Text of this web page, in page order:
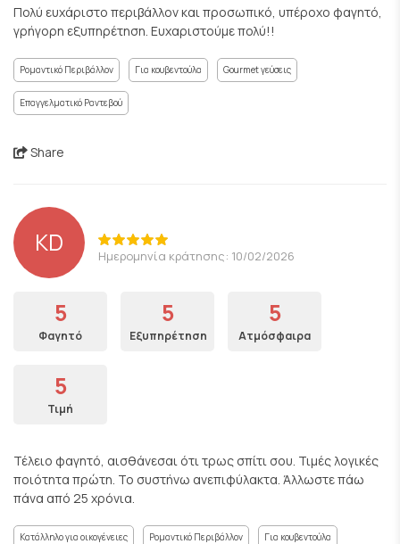
Πολύ ευχάριστο περιβάλλον και προσωπικό, υπέροχο φαγητό,
γρήγορη εξυπηρέτηση. Ευχαριστούμε πολύ!!
Ρομαντικό Περιβάλλον Για κουβεντούλα Gourmet γεύσεις
Επαγγελματικό Ραντεβού
Share
KD Ημερομηνία κράτησης: 10/02/2026
5
Φαγητό
5
Εξυπηρέτηση
5
Ατμόσφαιρα
5
Τιμή
Τέλειο φαγητό, αισθάνεσαι ότι τρως σπίτι σου. Τιμές λογικές
ποιότητα πρώτη. Το συστήνω ανεπιφύλακτα. Άλλωστε πάω
πάνα από 25 χρόνια.
Κατάλληλο για οικογένειες Ρομαντικό Περιβάλλον Για κουβεντούλα